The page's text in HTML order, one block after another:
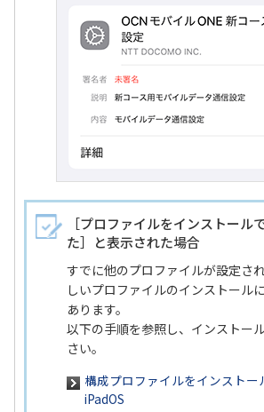
［プロファイルをインストール
た］と表示された場合
すでに他のプロファイルが設定さ
しいプロファイルのインストール
あります。
以下の手順を参照し、インストー
さい。
構成プロファイルをインストー
iPadOS